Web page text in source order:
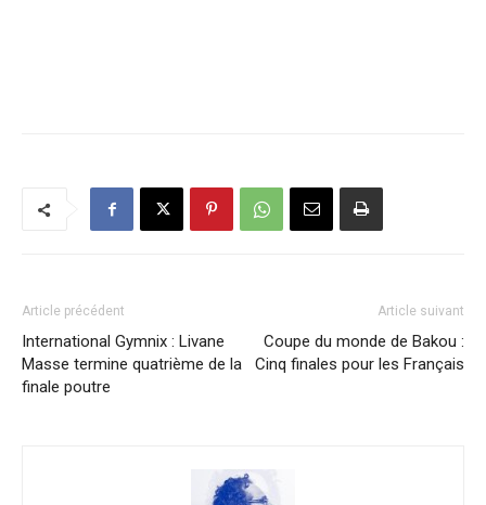
Article précédent
International Gymnix : Livane
Masse termine quatrième de la
finale poutre
Article suivant
Coupe du monde de Bakou :
Cinq finales pour les Français